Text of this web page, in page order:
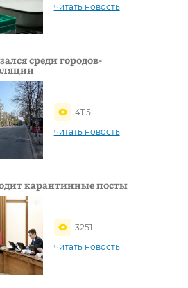
читать новость
среди городов-
4115
читать новость
карантинные посты
3251
читать новость